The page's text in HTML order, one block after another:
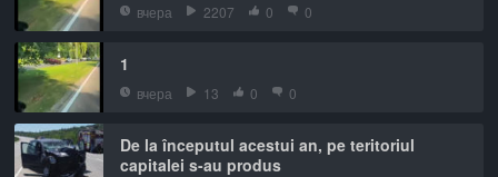
вчера 2207 0 0
1
вчера 13 0 0
De la începutul acestui an, pe teritoriul
capitalei s-au produs